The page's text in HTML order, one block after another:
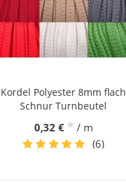
Kordel Polyester 8mm flach
Schnur Turnbeutel
0,32 € * / m
(6)